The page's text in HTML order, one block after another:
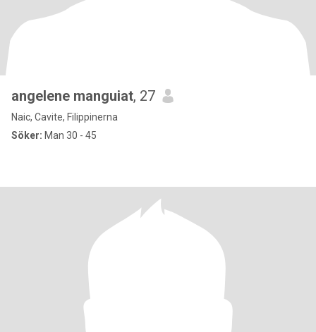
angelene manguiat, 27
Naic, Cavite, Filippinerna
Söker: Man 30 - 45